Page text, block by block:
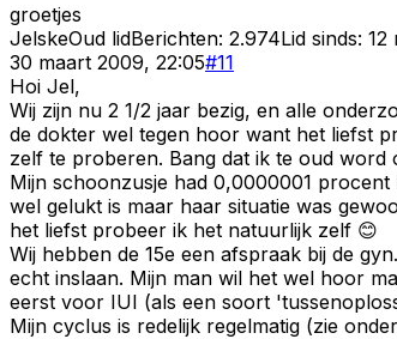
groetjes
JelskeOud lidBerichten: 2.974Lid sinds: 12
30 maart 2009, 22:05#11
Hoi Jel,
Wij zijn nu 2 1/2 jaar bezig, en alle
de dokter wel tegen hoor want het liefst
zelf te proberen. Bang dat ik te oud word
Mijn schoonzusje had 0,0000001
wel gelukt is maar haar situatie was
het liefst probeer ik het natuurlijk zelf 😊
Wij hebben de 15e een afspraak bij de
echt inslaan. Mijn man wil het wel hoor
eerst voor IUI (als een soort
Mijn cyclus is redelijk regelmatig (zie